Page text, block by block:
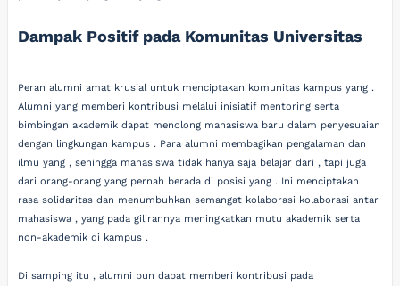
Dampak Positif pada Komunitas Universitas
Peran alumni amat krusial untuk menciptakan komunitas kampus yang .
Alumni yang memberi kontribusi melalui inisiatif mentoring serta
bimbingan akademik dapat menolong mahasiswa baru dalam penyesuaian
dengan lingkungan kampus . Para alumni membagikan pengalaman dan
ilmu yang , sehingga mahasiswa tidak hanya saja belajar dari , tapi juga
dari orang-orang yang pernah berada di posisi yang . Ini menciptakan
rasa solidaritas dan menumbuhkan semangat kolaborasi kolaborasi antar
mahasiswa , yang pada gilirannya meningkatkan mutu akademik serta
non-akademik di kampus .
Di samping itu , alumni pun dapat memberi kontribusi pada